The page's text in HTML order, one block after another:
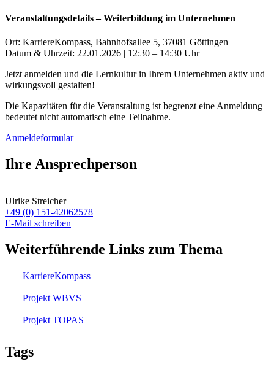
Veranstaltungsdetails – Weiterbildung im Unternehmen
Ort: KarriereKompass, Bahnhofsallee 5, 37081 Göttingen
Datum & Uhrzeit: 22.01.2026 | 12:30 – 14:30 Uhr
Jetzt anmelden und die Lernkultur in Ihrem Unternehmen aktiv und
wirkungsvoll gestalten!
Die Kapazitäten für die Veranstaltung ist begrenzt eine Anmeldung
bedeutet nicht automatisch eine Teilnahme.
Anmeldeformular
Ihre Ansprechperson
Ulrike Streicher
+49 (0) 151-42062578
E-Mail schreiben
Weiterführende Links zum Thema
KarriereKompass
Projekt WBVS
Projekt TOPAS
Tags